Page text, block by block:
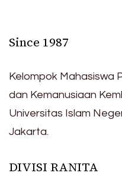
Since 1987
Kelompok Mahasiswa
dan Kemanusiaan
Universitas Islam
Jakarta.
DIVISI RANITA